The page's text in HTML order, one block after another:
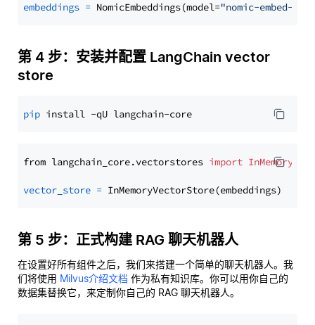
embeddings = NomicEmbeddings(model="nomic-embed-
第 4 步：安装并配置 LangChain vector
store
pip
from langchain_core.vectorstores import
vector_store =
第 5 步：正式构建 RAG 聊天机器人
在设置好所有组件之后，我们来搭建一个简单的聊天机器人。我
们将使用 Milvus介绍文档 作为私有知识库。你可以用你自己的
数据集替换它，来定制你自己的 RAG 聊天机器人。